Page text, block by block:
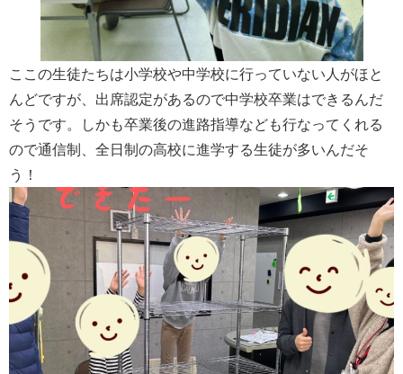
ここの生徒たちは小学校や中学校に行っていない人がほと
んどですが、出席認定があるので中学校卒業はできるんだ
そうです。しかも卒業後の進路指導なども行なってくれる
ので通信制、全日制の高校に進学する生徒が多いんだそ
う！